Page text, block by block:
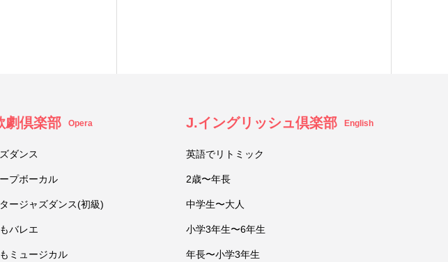
劇倶楽部 Opera
ダンス
プボーカル
ージャズダンス(初級)
バレエ
ミュージカル
J.イングリッシュ倶楽部 English
英語でリトミック
2歳〜年長
中学生〜大人
小学3年生〜6年生
年長〜小学3年生